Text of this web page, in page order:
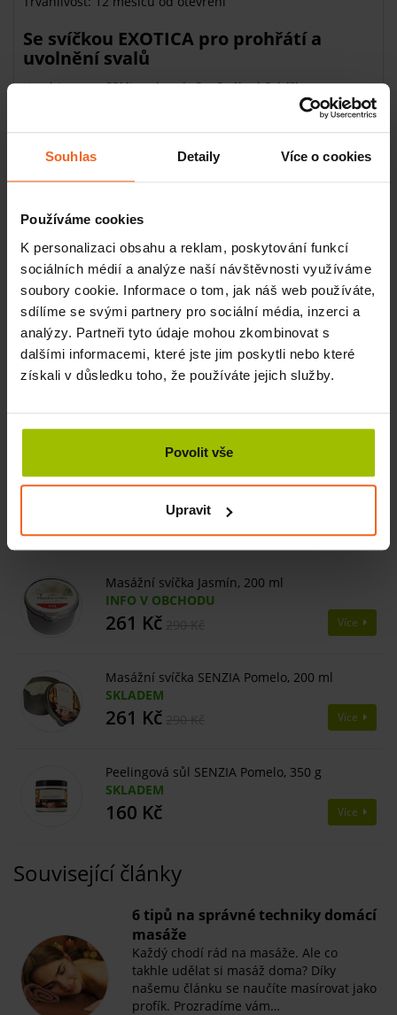
Souhlas Detaily Více o cookies
Používáme cookies
K personalizaci obsahu a reklam, poskytování funkcí
sociálních médií a analýze naší návštěvnosti využíváme
soubory cookie. Informace o tom, jak náš web používáte,
sdílíme se svými partnery pro sociální média, inzerci a
analýzy. Partneři tyto údaje mohou zkombinovat s
dalšími informacemi, které jste jim poskytli nebo které
získali v důsledku toho, že používáte jejich služby.
Povolit vše
Upravit
Se svíčkou EXOTICA pro prohřátí a
uvolnění svalů
Kombinace svěží limetky a kořeněného hřebíčku
stimuluje smysly
Složení
Hydrogenated Soybean Oil, Butyrospermum Parkii Butter,
Carthamus Tinctorius Seed Oil, Helianthus Annuus Seed
Oil, Hydrogenated Coconut Oil, Parfum, Persea Gratissima
Oil, Copernicia Cerifera Cera, Citral,
Hexamethylindanopyran, Juniperus Virginiana Oil,
Limonene, Linalool, Linalyl Acetate, Pinene, Rose Ketones,
Číst více
Související produkty
Masážní svíčka Jasmín, 200 ml
INFO V OBCHODU
261 Kč Více
Masážní svíčka SENZIA Pomelo, 200 ml
SKLADEM
261 Kč Více
Peelingová sůl SENZIA Pomelo, 350 g
SKLADEM
160 Kč Více
Související články
6 tipů na správné techniky domácí
masáže
Každý chodí rád na masáže. Ale co
takhle udělat si masáž doma? Díky
našemu článku se naučíte masírovat jako
profík. Prozradíme vám…